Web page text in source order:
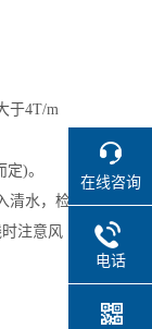
于4T/m
)。
清水，检
注意风
在线咨询
电话